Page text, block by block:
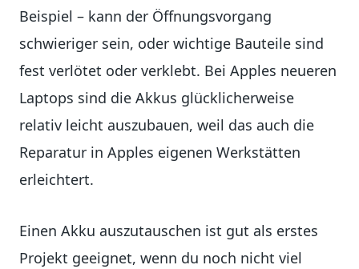
Beispiel – kann der Öffnungsvorgang
schwieriger sein, oder wichtige Bauteile sind
fest verlötet oder verklebt. Bei Apples neueren
Laptops sind die Akkus glücklicherweise
relativ leicht auszubauen, weil das auch die
Reparatur in Apples eigenen Werkstätten
erleichtert.
Einen Akku auszutauschen ist gut als erstes
Projekt geeignet, wenn du noch nicht viel